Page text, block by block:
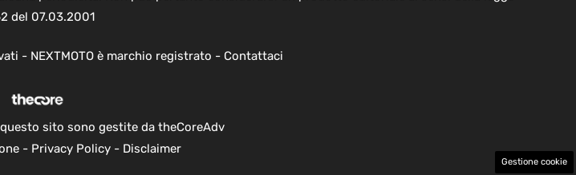
del 07.03.2001
- NEXTMOTO è marchio registrato - Contattaci
sito sono gestite da theCoreAdv
- Privacy Policy- Disclaimer
Gestione cookie